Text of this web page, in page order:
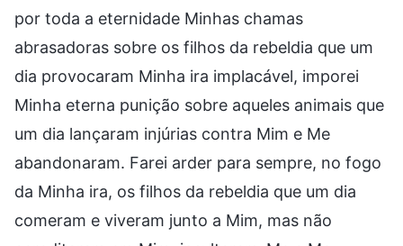
por toda a eternidade Minhas chamas
abrasadoras sobre os filhos da rebeldia que um
dia provocaram Minha ira implacável, imporei
Minha eterna punição sobre aqueles animais que
um dia lançaram injúrias contra Mim e Me
abandonaram. Farei arder para sempre, no fogo
da Minha ira, os filhos da rebeldia que um dia
comeram e viveram junto a Mim, mas não